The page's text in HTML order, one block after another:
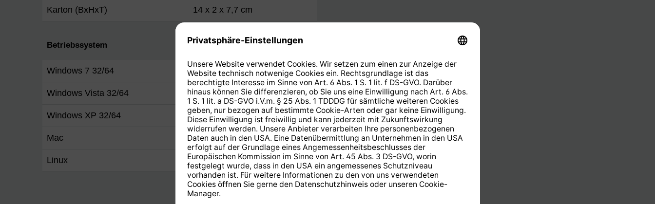
Karton (BxHxT) 14 x 2 x 7,7 cm
Betriebssystem
Windows 7 32/64 Ja
Windows Vista 32/64 Ja
Windows XP 32/64 Ja
Mac Ja 10.x
Linux Ja 2.4.x